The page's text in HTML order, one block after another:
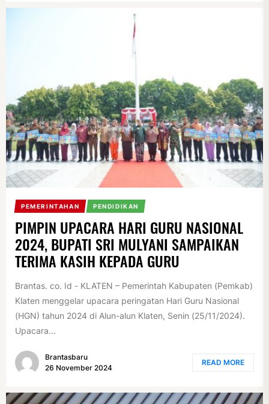
PEMERINTAHAN PENDIDIKAN
PIMPIN UPACARA HARI GURU NASIONAL
2024, BUPATI SRI MULYANI SAMPAIKAN
TERIMA KASIH KEPADA GURU
Brantas. co. Id - KLATEN – Pemerintah Kabupaten (Pemkab)
Klaten menggelar upacara peringatan Hari Guru Nasional
(HGN) tahun 2024 di Alun-alun Klaten, Senin (25/11/2024).
Upacara...
Brantasbaru
26 November 2024
READ MORE